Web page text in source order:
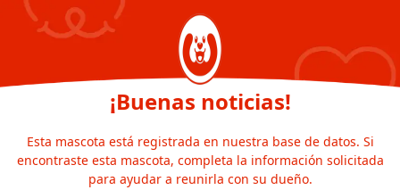
¡Buenas noticias!
Esta mascota está registrada en nuestra base de datos. Si
encontraste esta mascota, completa la información solicitada
para ayudar a reunirla con su dueño.